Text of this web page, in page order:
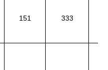
151 333